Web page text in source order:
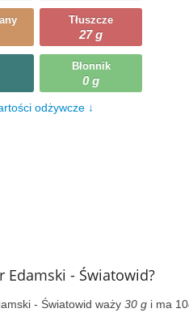
desery, ciasta
Tłuszcze
27 g
Błonnik
0 g
odżywcze ↓
Edamski - Światowid?
- Światowid waży 30 g i ma